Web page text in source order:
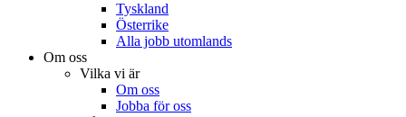
Tyskland
Österrike
Alla jobb utomlands
Om oss
Vilka vi är
Om oss
Jobba för oss